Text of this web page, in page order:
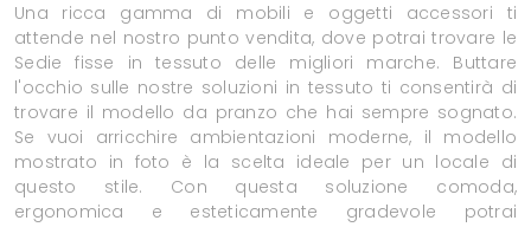
Una ricca gamma di mobili e oggetti accessori ti
attende nel nostro punto vendita, dove potrai trovare le
Sedie fisse in tessuto delle migliori marche. Buttare
l'occhio sulle nostre soluzioni in tessuto ti consentirà di
trovare il modello da pranzo che hai sempre sognato.
Se vuoi arricchire ambientazioni moderne, il modello
mostrato in foto è la scelta ideale per un locale di
questo stile. Con questa soluzione comoda,
ergonomica e esteticamente gradevole potrai